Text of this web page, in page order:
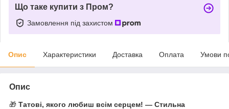
Що таке купити з Пром?
Замовлення під захистом
Опис Характеристики Доставка Оплата Умови
Опис
🎁 Татові, якого любиш всім серцем! — Стильна